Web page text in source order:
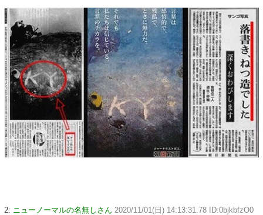
2: ニューノーマルの名無しさん 2020/11/01(日) 14:13:31.78 ID:0bjkbfzO0